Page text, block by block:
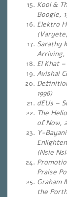
Kool &
Boogie,
Elektro
Sarathy
Arriving,
El Khat –
Avishai
1996)
dEUs –
The
of Now,
Y-
(Nsie
Praise
Graham
the